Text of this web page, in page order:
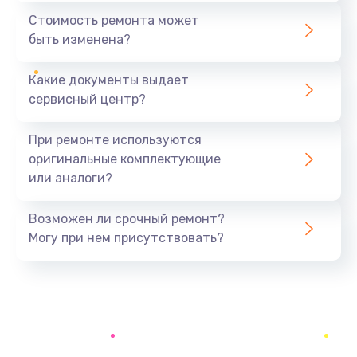
590 руб.
Замена задней крышки устройства
Замена микросхемы (звук, контроллер,
Заказать
Стоимость ремонта может
быть изменена?
Какие документы выдает
сервисный центр?
При ремонте используются
оригинальные комплектующие
или аналоги?
Возможен ли срочный ремонт?
Могу при нем присутствовать?